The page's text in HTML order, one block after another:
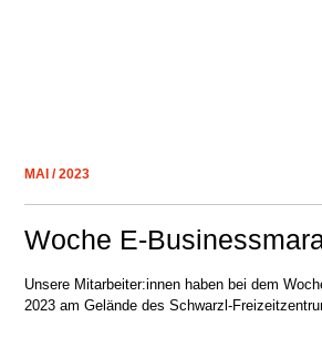
MAI / 2023
Woche E-
Unsere Mitarbeiter:innen haben bei dem
2023 am Gelände des Schwarzl-